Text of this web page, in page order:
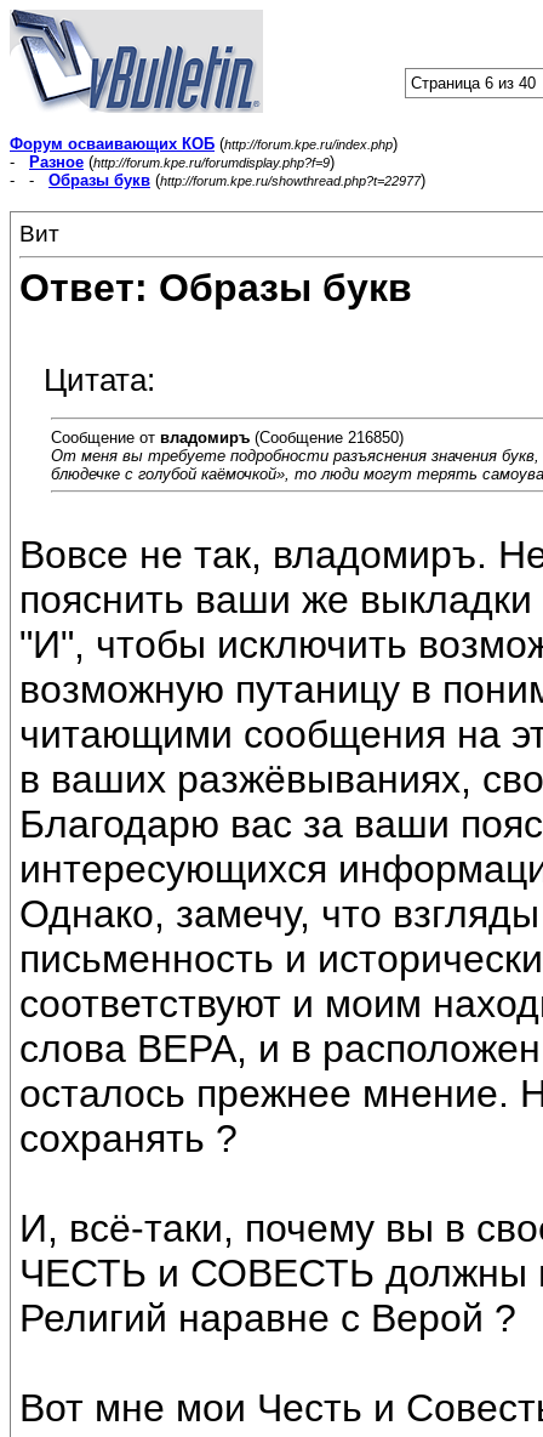
Страница 6 из 40
Форум осваивающих КОБ (http://forum.kpe.ru/index.php)
-
Разное (http://forum.kpe.ru/forumdisplay.php?f=9)
- - Образы букв (http://forum.kpe.ru/showthread.php?t=22977)
Вит
Ответ: Образы букв
Цитата:
Сообщение от владомиръ (Сообщение 216850)
От меня вы требуете подробности разъяснения значения
блюдечке с голубой каёмочкой», то люди могут терять
Вовсе не так, владомиръ.
пояснить ваши же
"И", чтобы исключить
возможную путаницу в
читающими сообщения на
в ваших разжёвываниях,
Благодарю вас за ваши
интересующихся
Однако, замечу, что
письменность и
соответствуют и моим
слова ВЕРА, и в
осталось прежнее мнение.
сохранять ?
И, всё-таки, почему вы в
ЧЕСТЬ и СОВЕСТЬ должны
Религий наравне с Верой ?
Вот мне мои Честь и